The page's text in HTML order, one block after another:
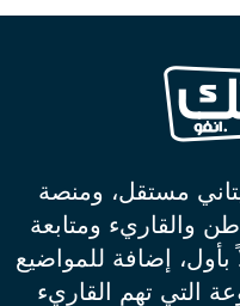
مستقل، ومنصة
والقاريء ومتابعة
بأول، إضافة للمواضيع
التي تهم القاريء